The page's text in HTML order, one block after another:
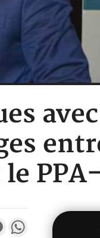
MessengerWhatsApp